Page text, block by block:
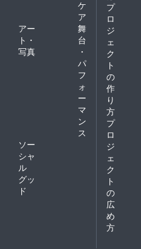
ケ
ア
アー
ト・
写真
舞
台
・
パ
フ
ォ
ー
マ
ン
ス
ソー
シャ
ル
グッ
ド
プ
ロ
ジ
ェ
ク
ト
の
作
り
方
プ
ロ
ジ
ェ
ク
ト
の
広
め
方